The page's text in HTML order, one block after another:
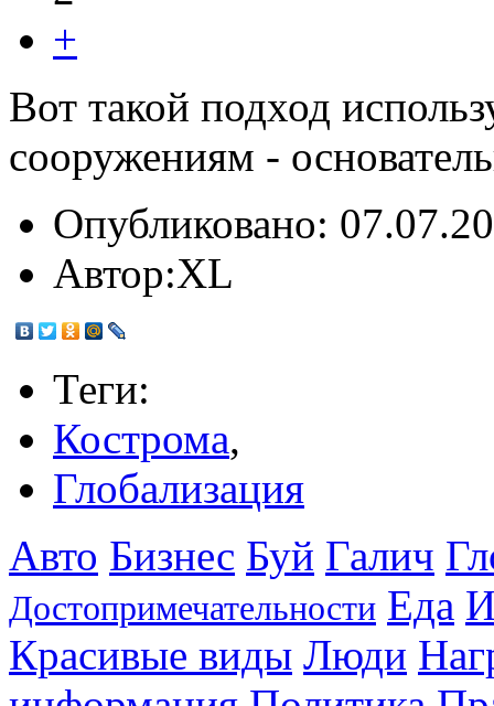
+
Вот такой подход
сооружениям -
Опубликовано:
Автор:XL
Теги:
Кострома,
Глобализация
Авто Бизнес Буй Галич
Достопримечательности Еда
Красивые виды Люди